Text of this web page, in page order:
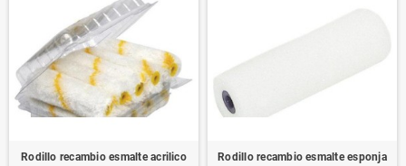
Rodillo recambio esmalte acrilico
Rodillo recambio esmalte esponja